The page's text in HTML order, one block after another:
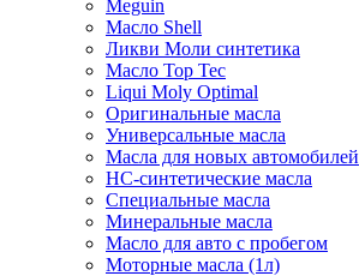
Meguin
Масло Shell
Ликви Моли синтетика
Масло Top Tec
Liqui Moly Optimal
Оригинальные масла
Универсальные масла
Масла для новых автомобилей
HC-синтетические масла
Специальные масла
Минеральные масла
Масло для авто с пробегом
Моторные масла (1л)